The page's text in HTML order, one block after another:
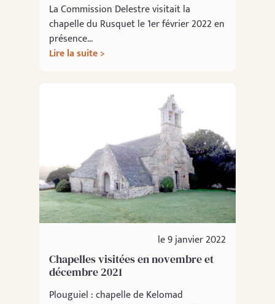
La Commission Delestre visitait la
chapelle du Rusquet le 1er février 2022 en
présence...
Lire la suite >
le 9 janvier 2022
Chapelles visitées en novembre et
décembre 2021
Plouguiel : chapelle de Kelomad